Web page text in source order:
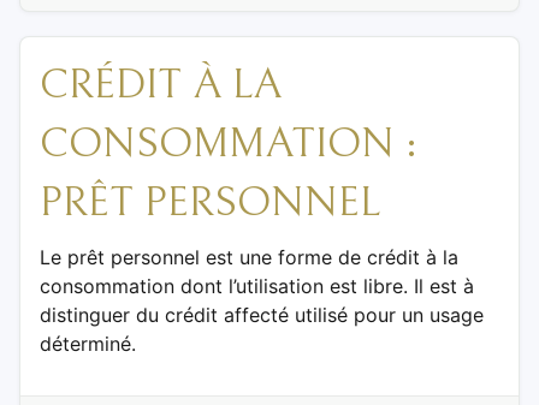
CRÉDIT À LA
CONSOMMATION :
PRÊT PERSONNEL
Le prêt personnel est une forme de crédit à la
consommation dont l’utilisation est libre. Il est à
distinguer du crédit affecté utilisé pour un usage
déterminé.